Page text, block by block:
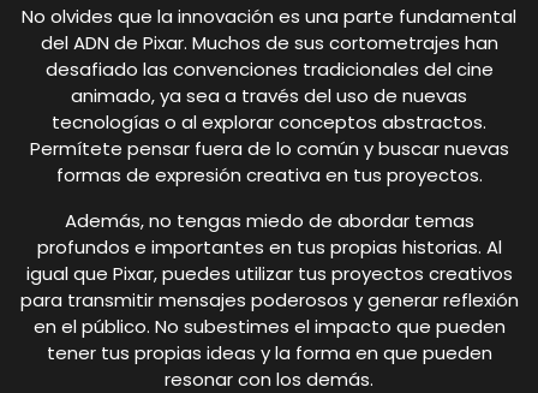
No olvides que la innovación es una parte fundamental
del ADN de Pixar. Muchos de sus cortometrajes han
desafiado las convenciones tradicionales del cine
animado, ya sea a través del uso de nuevas
tecnologías o al explorar conceptos abstractos.
Permítete pensar fuera de lo común y buscar nuevas
formas de expresión creativa en tus proyectos.
Además, no tengas miedo de abordar temas
profundos e importantes en tus propias historias. Al
igual que Pixar, puedes utilizar tus proyectos creativos
para transmitir mensajes poderosos y generar reflexión
en el público. No subestimes el impacto que pueden
tener tus propias ideas y la forma en que pueden
resonar con los demás.